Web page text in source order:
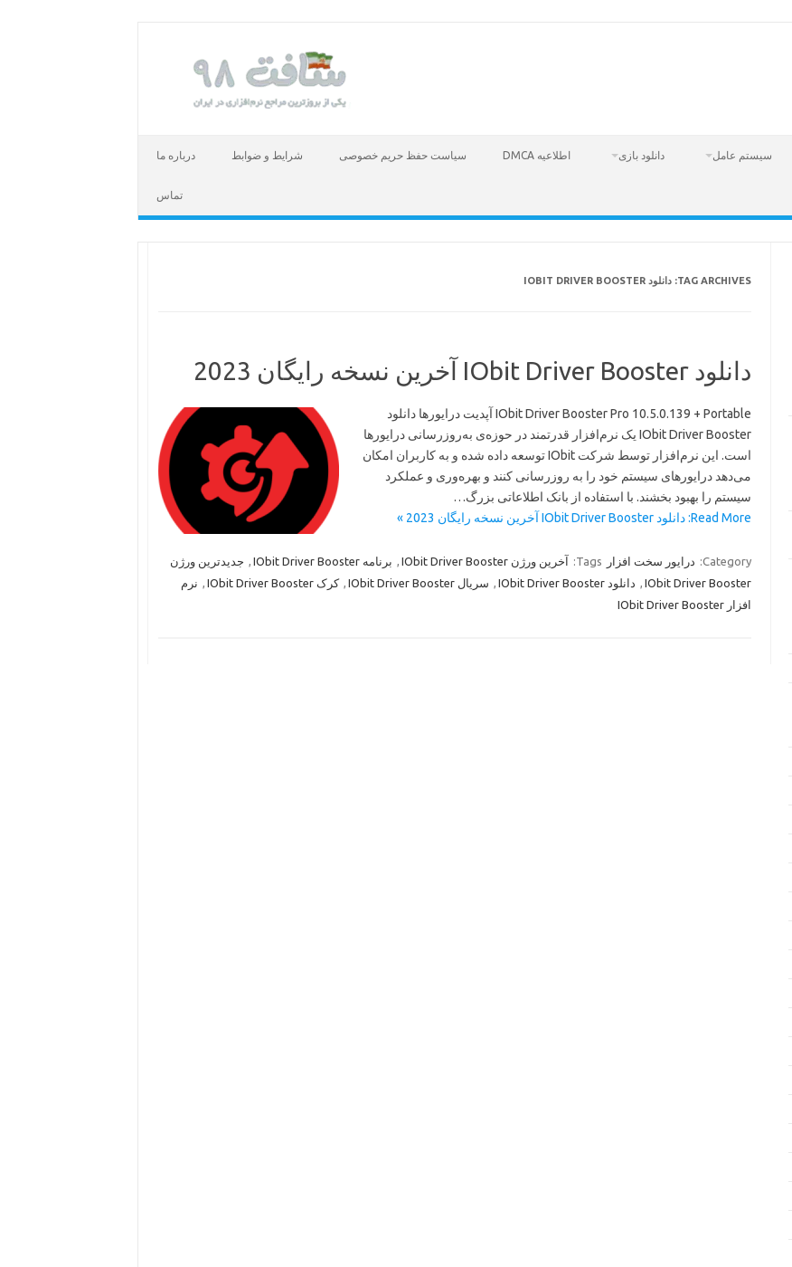
سیستم عامل دانلود بازی اطلاعیه DMCA سیاست حفظ حریم خصوصی شرایط و ضوابط درباره ما
تماس
TAG ARCHIVES: دانلود IOBIT DRIVER BOOSTER
دانلود IObit Driver Booster آخرین نسخه رایگان 2023
IObit Driver Booster Pro 10.5.0.139 + Portable آپدیت درایورها دانلود
IObit Driver Booster یک نرم‌افزار قدرتمند در حوزه‌ی به‌روزرسانی درایورها
است. این نرم‌افزار توسط شرکت IObit توسعه داده شده و به کاربران امکان
می‌دهد درایورهای سیستم خود را به روزرسانی کنند و بهره‌وری و عملکرد
سیستم را بهبود بخشند. با استفاده از بانک اطلاعاتی بزرگ…
Read More: دانلود IObit Driver Booster آخرین نسخه رایگان 2023 »
Category: درایور سخت افزار Tags: آخرین ورژن IObit Driver Booster , برنامه IObit Driver Booster , جدیدترین ورژن
IObit Driver Booster
, دانلود IObit Driver Booster , سریال IObit Driver Booster , کرک IObit Driver Booster , نرم
افزار IObit Driver Booster